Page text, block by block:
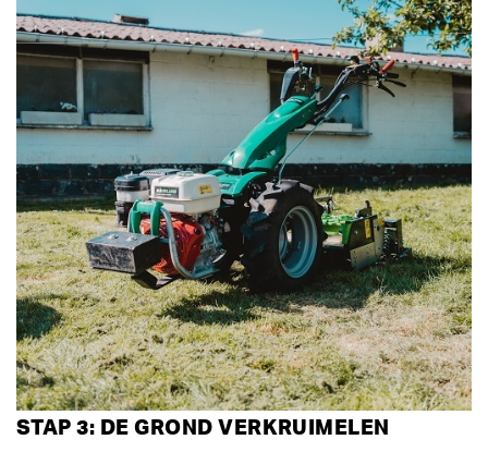
STAP 3: DE GROND VERKRUIMELEN